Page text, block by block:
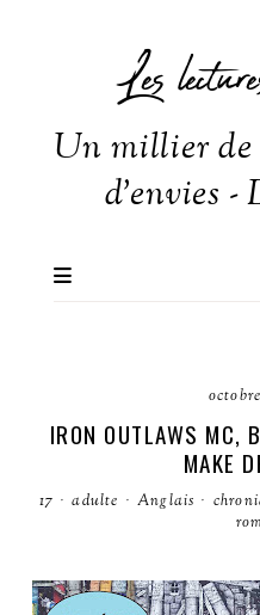
Les
Un millier
d'envies -
IRON OUTLAWS MC,
MAKE
17 · adulte · Anglais ·